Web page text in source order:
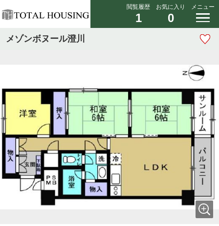
閲覧履歴
1
お気に入り
0
メニュー
メゾンボヌール澄川